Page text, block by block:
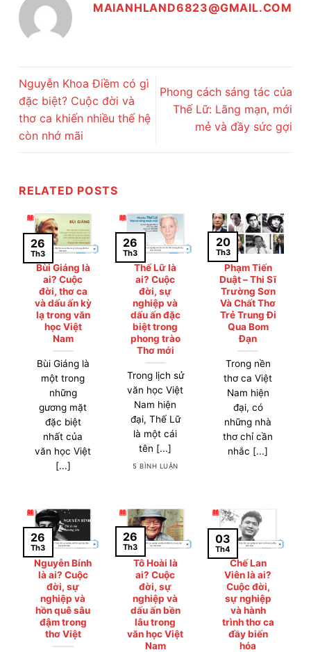
MAIANHLAND6823@GMAIL.COM
Nguyễn Khoa Điềm có gì
đặc biệt? Cuộc đời và
thơ ca khiến nhiều thế hệ
còn nhớ mãi
Phong cách sáng tác của
Thế Lữ: Lãng mạn, mới
mẻ và đầy sức gợi
RELATED POSTS
Bùi Giáng là
ai? Cuộc
đời, thơ ca
và dấu ấn kỳ
lạ trong văn
học Việt
Nam
Bùi Giáng là
một trong
những
gương mặt
đặc biệt
nhất của
văn học Việt
[...]
26
Th3
Thế Lữ là
ai? Cuộc
đời, sự
nghiệp và
dấu ấn đặc
biệt trong
phong trào
Thơ mới
Trong lịch sử
văn học Việt
Nam hiện
đại, Thế Lữ
là một cái
tên [...]
5 BÌNH LUẬN
26
Th3
Phạm Tiến
Duật – Thi Sĩ
Trường Sơn
Và Chất Thơ
Trẻ Trung Đi
Qua Bom
Đạn
Trong nền
thơ ca Việt
Nam hiện
đại, có
những nhà
thơ chỉ cần
nhắc [...]
20
Th3
Nguyễn Bính
là ai? Cuộc
đời, sự
nghiệp và
hồn quê sâu
đậm trong
thơ Việt
26
Th3
Tô Hoài là
ai? Cuộc
đời, sự
nghiệp và
dấu ấn bền
lâu trong
văn học Việt
Nam
26
Th3
Chế Lan
Viên là ai?
Cuộc đời,
sự nghiệp
và hành
trình thơ ca
đầy biến
hóa
03
Th4